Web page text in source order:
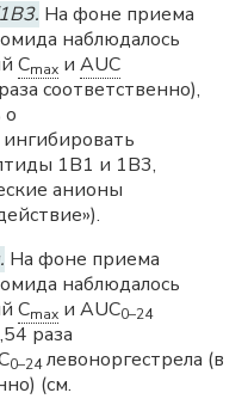
На фоне приема
наблюдалось
Cmax и AUC
соответственно),
о
1B1 и 1B3,
анионы
На фоне приема
наблюдалось
Cmax и AUC0–24
раза
0–24левоноргестрела (в
(см.